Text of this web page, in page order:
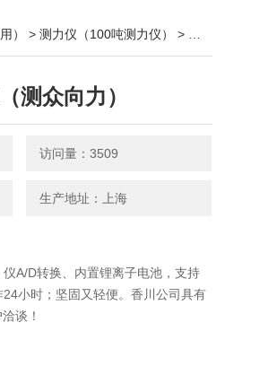
） > 测力仪（100吨测力仪） > OCS-XC-CLY200KN无线测力仪（测众向力）
测众向力）
访问量：3509
生产地址：上海
A/D转换、内置锂离子电池，支持
小时；坚固又轻便。香川公司具有
谈！